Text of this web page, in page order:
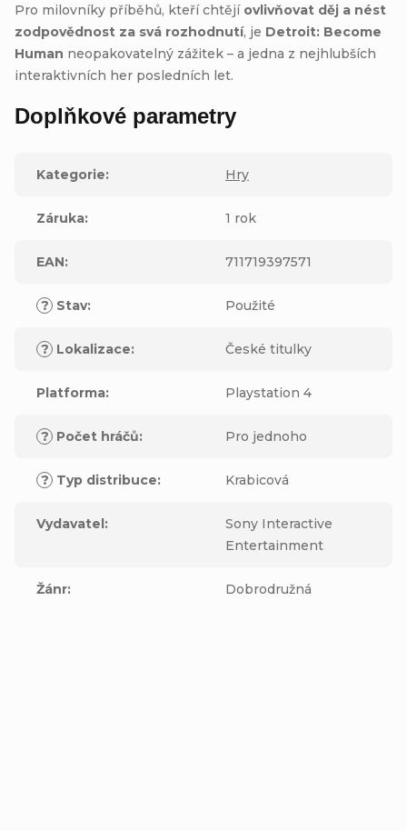
Pro milovníky příběhů, kteří chtějí ovlivňovat děj a nést
zodpovědnost za svá rozhodnutí, je Detroit: Become
Human neopakovatelný zážitek – a jedna z nejhlubších
interaktivních her posledních let.
Doplňkové parametry
Kategorie: Hry
Záruka: 1 rok
EAN: 711719397571
? Stav: Použité
? Lokalizace: České titulky
Platforma: Playstation 4
? Počet hráčů: Pro jednoho
? Typ distribuce: Krabicová
Vydavatel:
Sony Interactive
Entertainment
Žánr: Dobrodružná